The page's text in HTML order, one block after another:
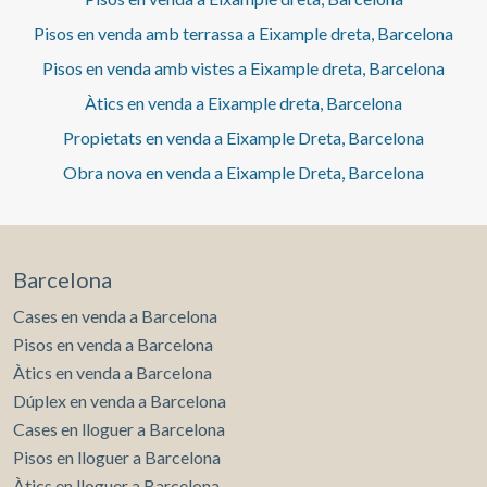
part posterior del pis es distribueix en un petit rebedor
que podria ser utilitzat com a despatx o zona d'armaris,
així com dues habitacions (una doble i una individual
àmplia) que comparteixen una galeria on es podria ubicar
un despatx, un bany complet i un safareig. El pis compta
actualment amb un sistema d’il·luminació domòtic però
antic i sistema de ventilació per conductes. Oportunitat
Pisos en venda amb terrassa a Eixample dreta, Barcelona
Pisos en venda amb vistes a Eixample dreta, Barcelona
Àtics en venda a Eixample dreta, Barcelona
Propietats en venda a Eixample Dreta, Barcelona
Obra nova en venda a Eixample Dreta, Barcelona
Barcelona
Cases en venda a Barcelona
Pisos en venda a Barcelona
Àtics en venda a Barcelona
Dúplex en venda a Barcelona
Cases en lloguer a Barcelona
Pisos en lloguer a Barcelona